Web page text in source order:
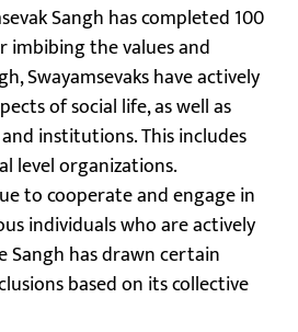
Sangh has completed 100
imbibing the values and
Swayamsevaks have actively
of social life, as well as
institutions. This includes
level organizations.
to cooperate and engage in
individuals who are actively
Sangh has drawn certain
based on its collective